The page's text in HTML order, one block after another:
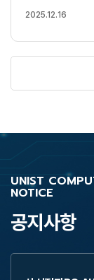
2025.12.16
UNIST
NOTICE
공지사항